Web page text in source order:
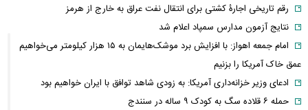
رقم تاریخی اجارۀ کشتی برای انتقال نفت عراق به خارج از هرمز
نتایج آزمون مدارس سمپاد اعلام شد
امام‌ جمعه اهواز: با افزایش برد موشک‌هایمان به ۱۵ هزار کیلومتر می‌خواهیم
عمق خاک آمریکا را بزنیم
ادعای وزیر خزانه‌داری آمریکا: به زودی شاهد توافق با ایران خواهیم بود
حمله ۶ قلاده سگ به کودک ۹ ساله در سنندج